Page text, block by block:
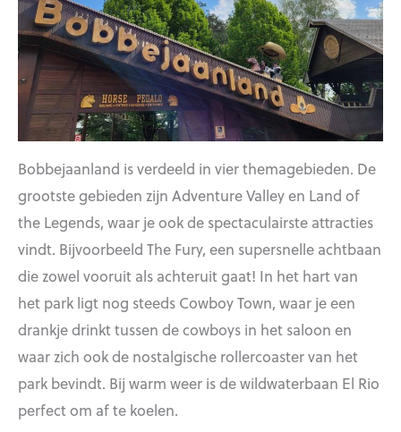
Bobbejaanland is verdeeld in vier themagebieden. De
grootste gebieden zijn Adventure Valley en Land of
the Legends, waar je ook de spectaculairste attracties
vindt. Bijvoorbeeld The Fury, een supersnelle achtbaan
die zowel vooruit als achteruit gaat! In het hart van
het park ligt nog steeds Cowboy Town, waar je een
drankje drinkt tussen de cowboys in het saloon en
waar zich ook de nostalgische rollercoaster van het
park bevindt. Bij warm weer is de wildwaterbaan El Rio
perfect om af te koelen.